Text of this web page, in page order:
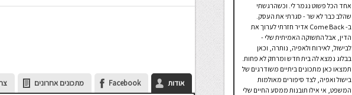
אודות Facebook מתכונים אחרונים
אחד הכל פשוט נגמר לי. וכשהרגשתי
שהלב כבר לא שר - סגרתי את העסק.
ב- Come Back אדיר חזרתי לערוך את
הדין, אבל התשוקה האמיתית שלי -
לבישול, לאירוח ולאפיה, נותרה, וכאן
בבלוג נמצא לה בית חדש ומרתק לא פחות.
תמצאו כאן מתכונים ביתיים משודרגים של
בישול ואפיה, לצד סיפורים מאולמות
המשפט, אי אילו תובנות ממסע החיים שלי